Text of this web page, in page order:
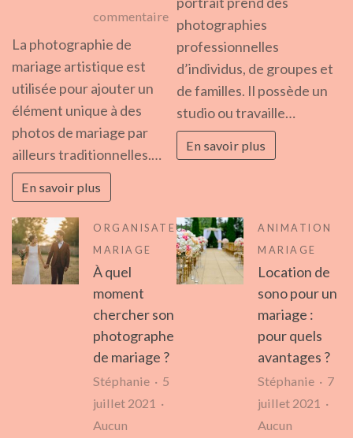
commentairesur
mariage
artistique?
La photographie de
mariage artistique est
utilisée pour ajouter un
élément unique à des
photos de mariage par
ailleurs traditionnelles.…
En savoir plus
photographies
professionnelles
d’individus, de groupes et
de familles. Il possède un
studio ou travaille…
En savoir plus
ORGANISATEUR
MARIAGE
À quel
moment
chercher son
photographe
de mariage ?
Stéphanie
5
juillet 2021
Aucun
ANIMATION
MARIAGE
Location de
sono pour un
mariage :
pour quels
avantages ?
Stéphanie
7
juillet 2021
Aucun